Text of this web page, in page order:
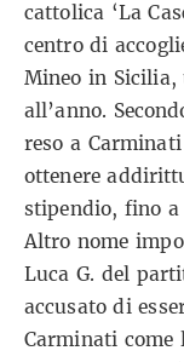
cattolica ‘La
centro di
Mineo in
all’anno.
reso a
ottenere
stipendio, fino a
Altro nome
Luca G. del
accusato di
Carminati come